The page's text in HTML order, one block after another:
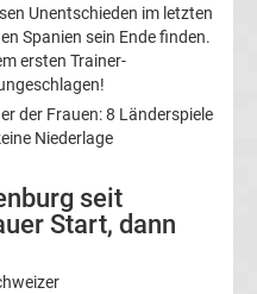
Unentschieden im letzten
Spanien sein Ende finden.
ersten Trainer-
der Frauen: 8 Länderspiele
Niederlage
seit
Start, dann